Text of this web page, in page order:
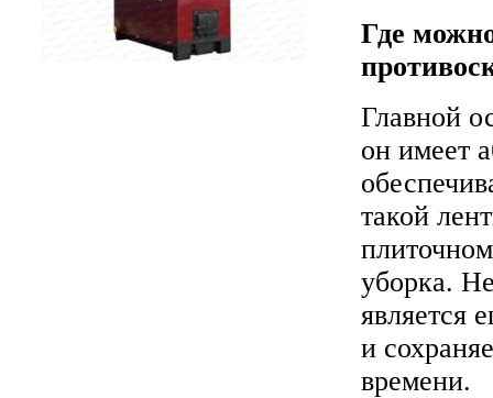
Где
Главной
он имеет
такой
уборка.
является
и
времени.